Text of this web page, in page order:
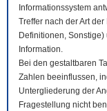
Informationssystem
Treffer nach der Art
Definitionen,
Information.
Bei den gestaltbaren
Zahlen beeinflussen,
Untergliederung der
Fragestellung nicht